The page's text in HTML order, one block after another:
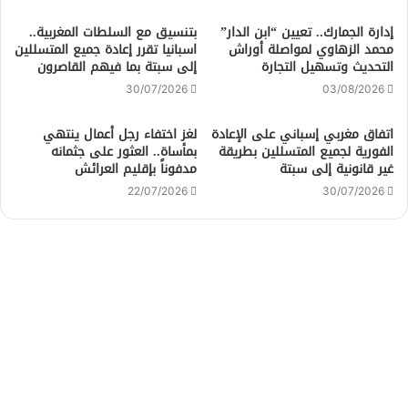
إدارة الجمارك.. تعيين “ابن الدار”
محمد الزهاوي لمواصلة أوراش
التحديث وتسهيل التجارة
03/08/2026
بتنسيق مع السلطات المغربية..
اسبانيا تقرر إعادة جميع المتسللين
إلى سبتة بما فيهم القاصرون
30/07/2026
اتفاق مغربي إسباني على الإعادة
الفورية لجميع المتسللين بطريقة
غير قانونية إلى سبتة
30/07/2026
لغز اختفاء رجل أعمال ينتهي
بمأساة.. العثور على جثمانه
مدفوناً بإقليم العرائش
22/07/2026